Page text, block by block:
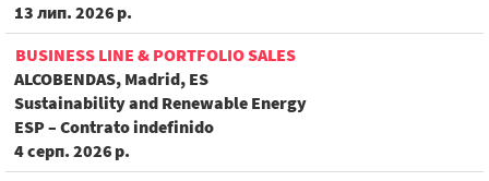
13 лип. 2026 р.
BUSINESS LINE & PORTFOLIO SALES
ALCOBENDAS, Madrid, ES
Sustainability and Renewable Energy
ESP – Contrato indefinido
4 серп. 2026 р.